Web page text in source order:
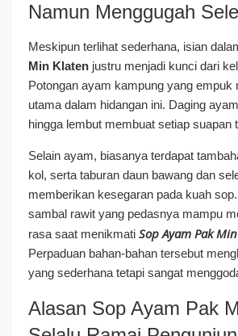
Namun Menggugah
Meskipun terlihat sederhana, isian
Min Klaten justru menjadi kunci dari
Potongan ayam kampung yang empuk
utama dalam hidangan ini. Daging
hingga lembut membuat setiap suapan
Selain ayam, biasanya terdapat
kol, serta taburan daun bawang dan
memberikan kesegaran pada kuah
sambal rawit yang pedasnya mampu
rasa saat menikmati Sop Ayam Pak
Perpaduan bahan-bahan tersebut
yang sederhana tetapi sangat
Alasan Sop Ayam Pak